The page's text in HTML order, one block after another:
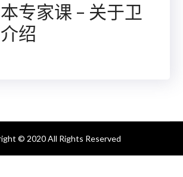
专家课 – 关于卫
绍
© 2020 All Rights Reserved